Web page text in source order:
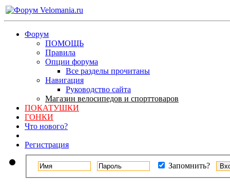
Форум
ПОМОЩЬ
Правила
Опции форума
Все разделы прочитаны
Навигация
Руководство сайта
Магазин велосипедов и спорттоваров
ПОКАТУШКИ
ГОНКИ
Что нового?
Регистрация
Запомнить?